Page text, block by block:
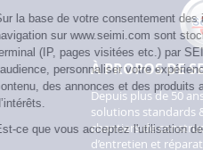
À PROPOS DE
Depuis plus de 50
solutions standards
chantiers de
d’entretien et
Sur la base de votre
navigation sur www.seimi.com
terminal (IP, pages visitées
l’audience, personnaliser votre
contenu, des annonces et des
d’intérêts.
Est-ce que vous acceptez